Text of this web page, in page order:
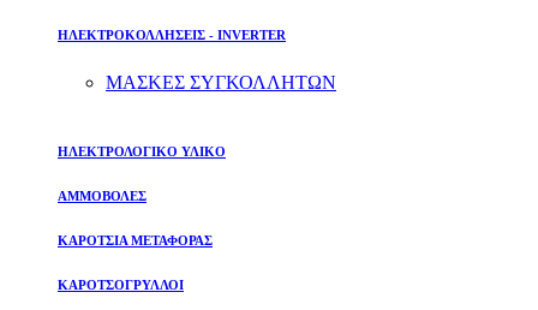
ΗΛΕΚΤΡΟΚΟΛΛΗΣΕΙΣ - INVERTER
ΜΑΣΚΕΣ ΣΥΓΚΟΛΛΗΤΩΝ
ΗΛΕΚΤΡΟΛΟΓΙΚΟ ΥΛΙΚΟ
ΑΜΜΟΒΟΛΕΣ
ΚΑΡΟΤΣΙΑ ΜΕΤΑΦΟΡΑΣ
ΚΑΡΟΤΣΟΓΡΥΛΛΟΙ